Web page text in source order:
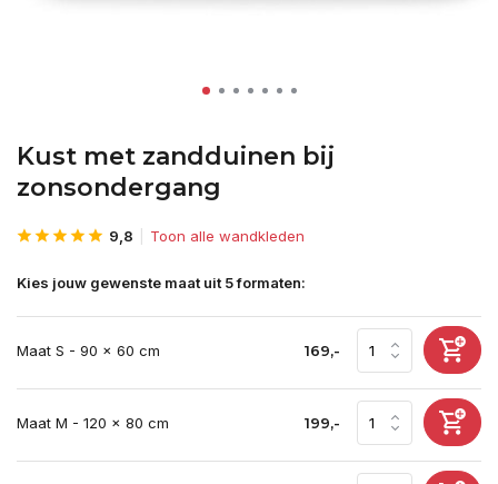
Kust met zandduinen bij
zonsondergang
9,8 Toon alle wandkleden
Kies jouw gewenste maat uit 5 formaten:
Maat S - 90 x 60 cm 169,-
Maat M - 120 x 80 cm 199,-